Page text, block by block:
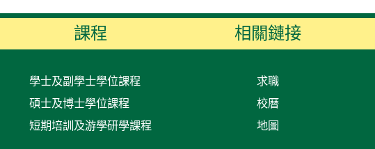
課程
學士及副學士學位課程
碩士及博士學位課程
短期培訓及游學研學課程
相關鏈接
求職
校曆
地圖